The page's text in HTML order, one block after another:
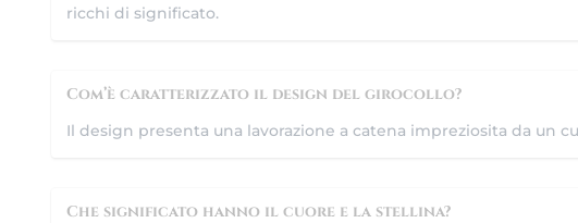
ricchi di significato.
Com’è caratterizzato il design del girocollo?
Il design presenta una lavorazione a catena impreziosita da un
Che significato hanno il cuore e la stellina?